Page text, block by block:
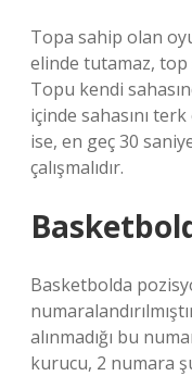
Topa sahip olan
elinde tutamaz, top
Topu kendi
içinde sahasını
ise, en geç 30
çalışmalıdır.
Basketbolda
alınmadığı bu
kurucu, 2 numara